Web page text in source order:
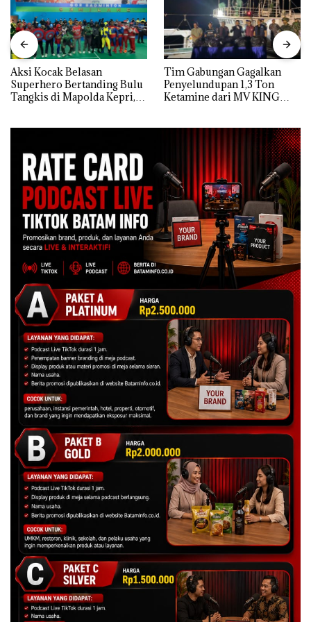
Aksi Kocak Belasan
Superhero Bertanding Bulu
Tangkis di Mapolda Kepri,
Tim Gabungan Gagalkan
Penyelundupan 1,3 Ton
Ketamine dari MV KING